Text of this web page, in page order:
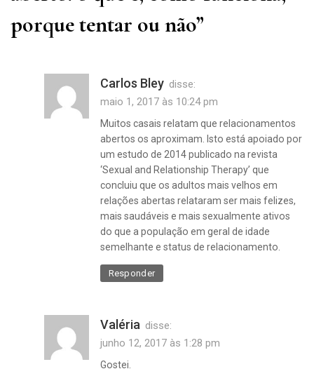
porque tentar ou não”
Carlos Bley disse:
maio 1, 2017 às 10:24 pm
Muitos casais relatam que relacionamentos
abertos os aproximam. Isto está apoiado por
um estudo de 2014 publicado na revista
‘Sexual and Relationship Therapy’ que
concluiu que os adultos mais velhos em
relações abertas relataram ser mais felizes,
mais saudáveis e mais sexualmente ativos
do que a população em geral de idade
semelhante e status de relacionamento.
Responder
Valéria disse:
junho 12, 2017 às 1:28 pm
Gostei.